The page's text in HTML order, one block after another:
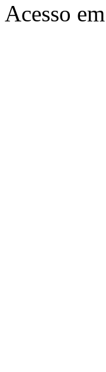
Acesso